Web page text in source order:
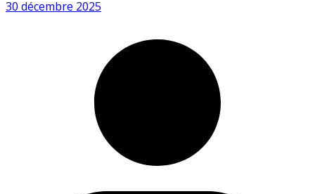
30 décembre 2025